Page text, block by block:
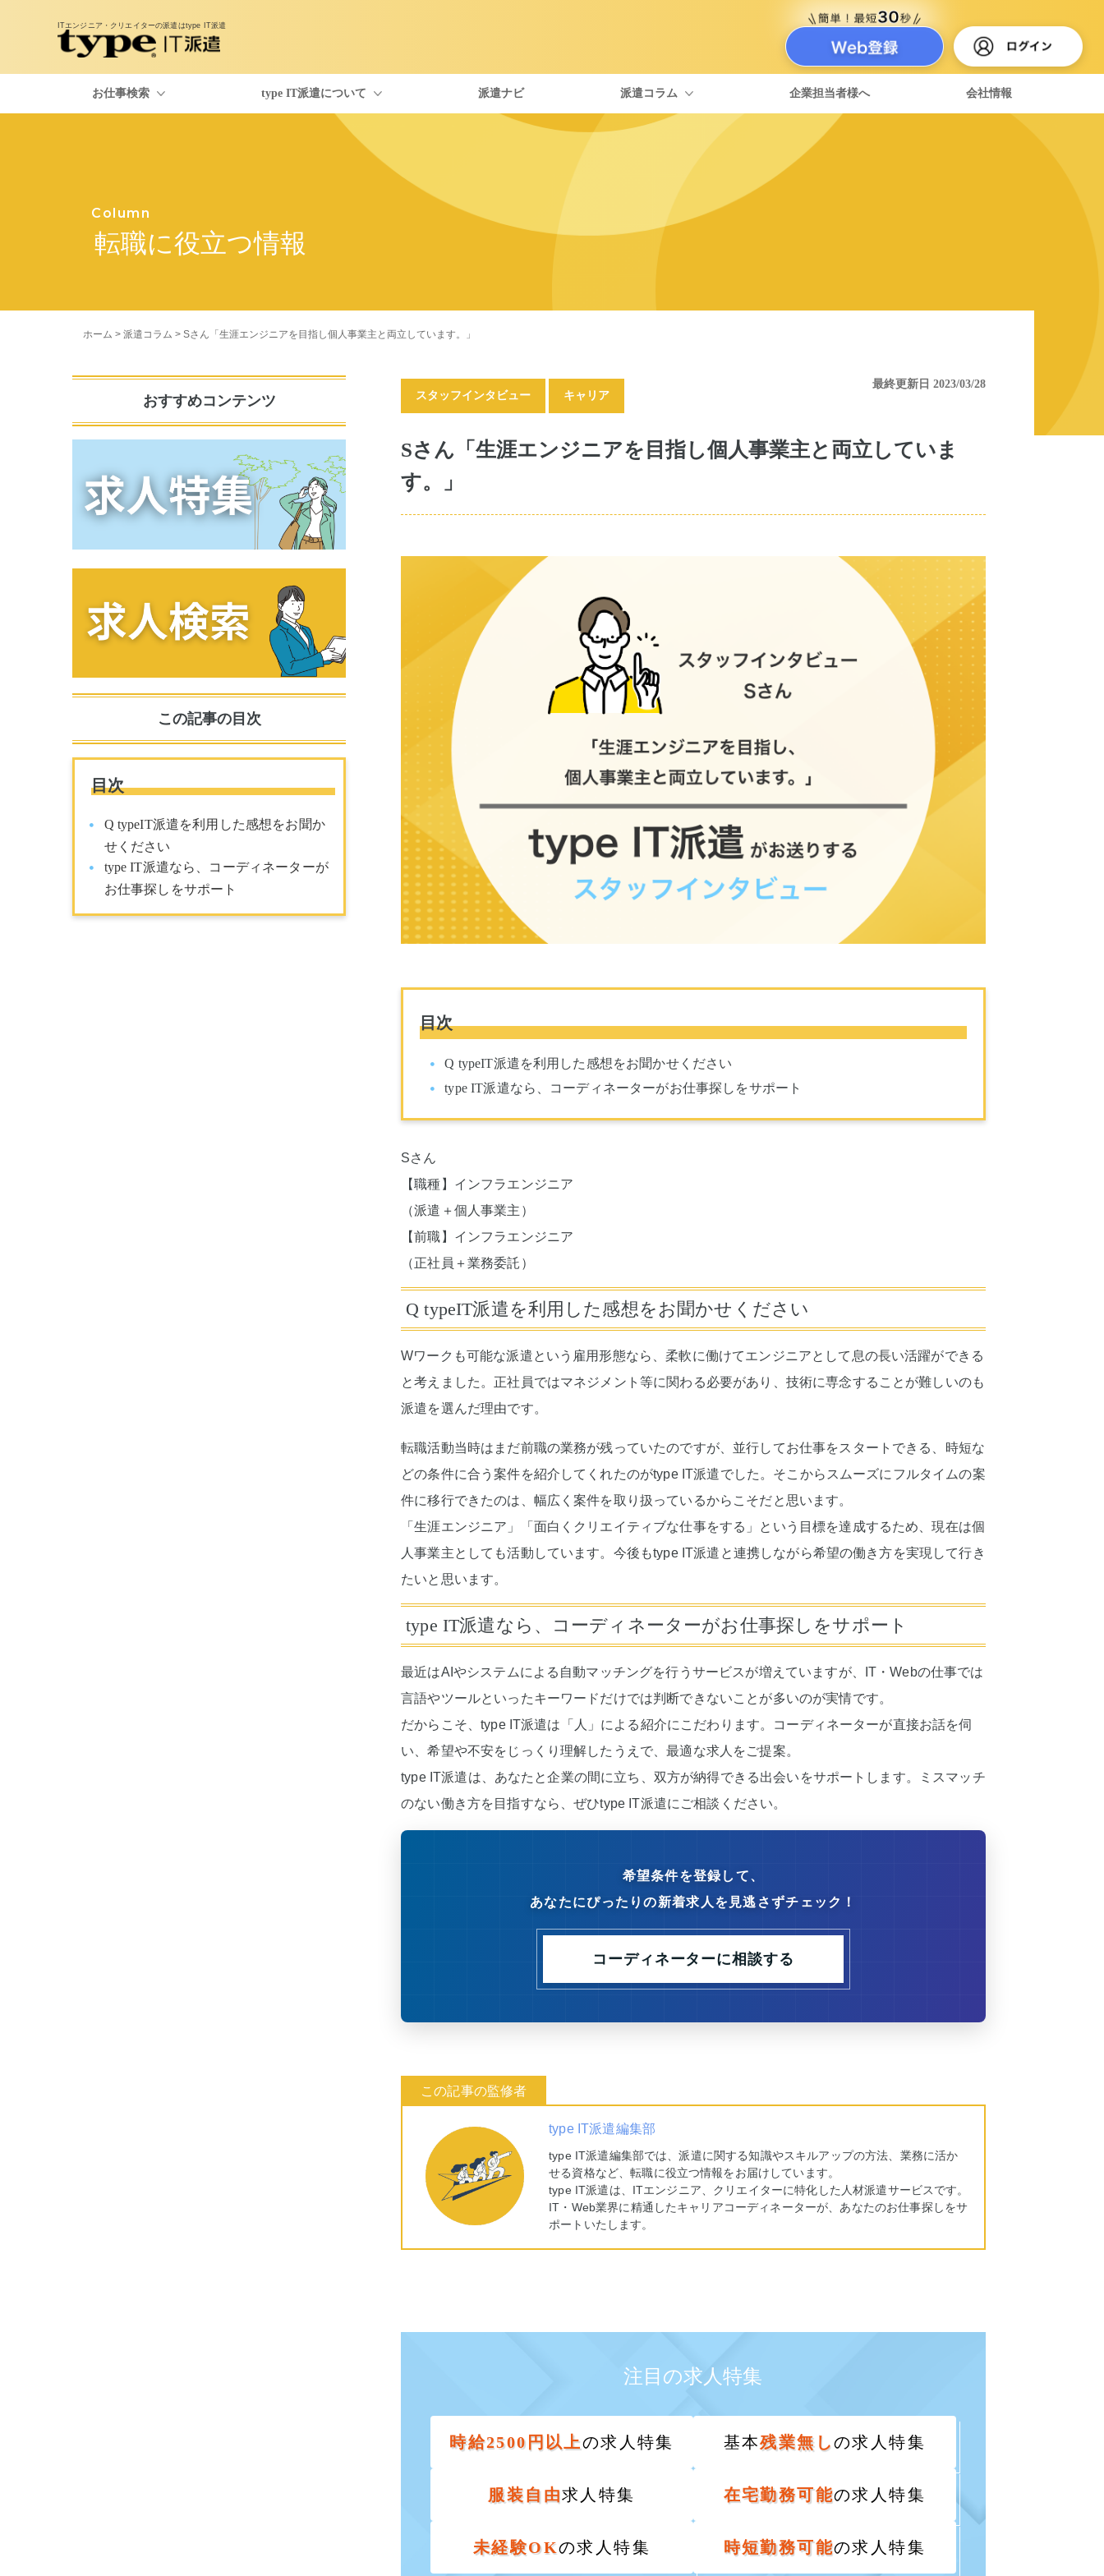
ITエンジニア・クリエイターの派遣はtype IT派遣
お仕事検索
自分にぴったりな職種を探す
一覧から探す
求人特集
type IT派遣について
type IT派遣が選ばれる理由
面談について
お仕事開始までの流れ
社員紹介
福利厚生について
派遣の働き方
よくある質問
派遣ナビ 派遣コラム
エンジニアに役立つトピックス
IT・Webの資格
派遣を考えている人向けのコラム
企業担当者様へ 会社情報
Column
転職に役立つ情報
ホーム > 派遣コラム > Sさん「生涯エンジニアを目指し個人事業主と両立しています。」
おすすめコンテンツ
この記事の目次
目次
Q typeIT派遣を利用した感想をお聞か
せください
type IT派遣なら、コーディネーターが
お仕事探しをサポート
スタッフインタビュー キャリア
最終更新日 2023/03/28
Sさん「生涯エンジニアを目指し個人事業主と両立していま
す。」
目次
Q typeIT派遣を利用した感想をお聞かせください
type IT派遣なら、コーディネーターがお仕事探しをサポート
Sさん
【職種】インフラエンジニア
（派遣＋個人事業主）
【前職】インフラエンジニア
（正社員＋業務委託）
Q typeIT派遣を利用した感想をお聞かせください
Wワークも可能な派遣という雇用形態なら、柔軟に働けてエンジニアとして息の長い活躍ができる
と考えました。正社員ではマネジメント等に関わる必要があり、技術に専念することが難しいのも
派遣を選んだ理由です。
転職活動当時はまだ前職の業務が残っていたのですが、並行してお仕事をスタートできる、時短な
どの条件に合う案件を紹介してくれたのがtype IT派遣でした。そこからスムーズにフルタイムの案
件に移行できたのは、幅広く案件を取り扱っているからこそだと思います。
「生涯エンジニア」「面白くクリエイティブな仕事をする」という目標を達成するため、現在は個
人事業主としても活動しています。今後もtype IT派遣と連携しながら希望の働き方を実現して行き
たいと思います。
type IT派遣なら、コーディネーターがお仕事探しをサポート
最近はAIやシステムによる自動マッチングを行うサービスが増えていますが、IT・Webの仕事では
言語やツールといったキーワードだけでは判断できないことが多いのが実情です。
だからこそ、type IT派遣は「人」による紹介にこだわります。コーディネーターが直接お話を伺
い、希望や不安をじっくり理解したうえで、最適な求人をご提案。
type IT派遣は、あなたと企業の間に立ち、双方が納得できる出会いをサポートします。ミスマッチ
のない働き方を目指すなら、ぜひtype IT派遣にご相談ください。
希望条件を登録して、
あなたにぴったりの新着求人を見逃さずチェック！
コーディネーターに相談する
type IT派遣編集部
type IT派遣編集部では、派遣に関する知識やスキルアップの方法、業務に活か
せる資格など、転職に役立つ情報をお届けしています。
type IT派遣は、ITエンジニア、クリエイターに特化した人材派遣サービスです。
IT・Web業界に精通したキャリアコーディネーターが、あなたのお仕事探しをサ
ポートいたします。
注目の求人特集
時給2500円以上の求人特集 基本残業無しの求人特集
服装自由求人特集 在宅勤務可能の求人特集
未経験OKの求人特集 時短勤務可能の求人特集